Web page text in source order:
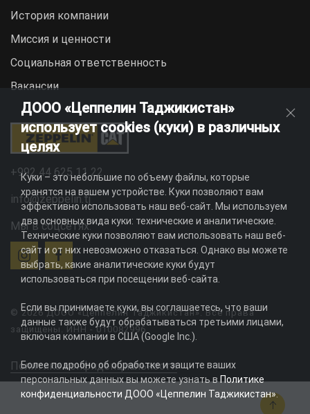
История компании
Миссия и ценности
Социальная ответственность
Вакансии
+992 44 625 11 22
info@zeppelin.tj
Мы в соцсетях:
© 2026 ДООО «Цеппелин Таджикистан». Все права
защищены. ИНН - 010082996
Политика конфиденциальности
ДООО «Цеппелин Таджикистан»
использует cookies (куки) в различных
целях
Куки – это небольшие по объему файлы, которые
хранятся на вашем устройстве. Куки позволяют вам
эффективно использовать наш веб-сайт. Мы используем
два основных вида куки: технические и аналитические.
Технические куки позволяют вам использовать наш веб-
сайт и от них невозможно отказаться. Однако вы можете
выбрать, какие аналитические куки будут
использоваться при посещении веб-сайта.
Если вы принимаете куки, вы соглашаетесь, что ваши
данные также будут обрабатываться третьими лицами,
включая компании в США (Google Inc.).
Более подробно об обработке и защите ваших
персональных данных вы можете узнать вПолитике
конфиденциальности ДООО «Цеппелин Таджикистан».